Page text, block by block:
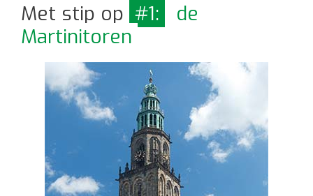
Met stip op #1:
de
Martinitoren